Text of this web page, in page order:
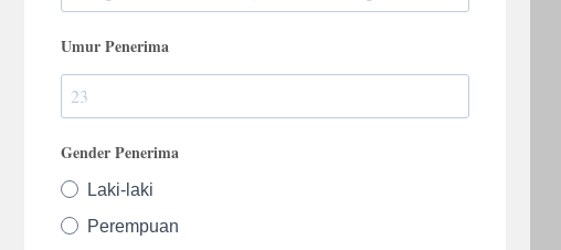
Umur Penerima
Gender Penerima
Laki-laki
Perempuan